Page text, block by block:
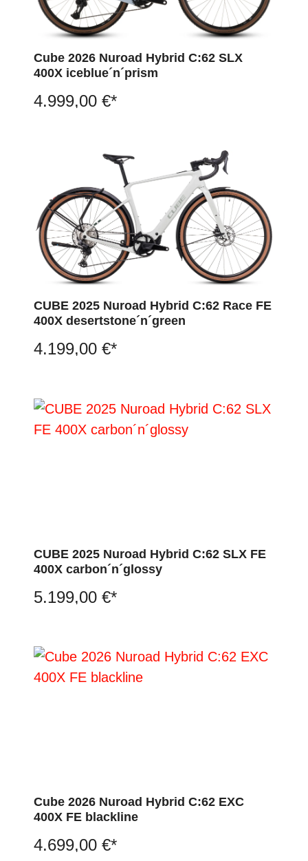
Cube 2026 Nuroad Hybrid C:62 SLX
400X iceblue´n´prism
4.999,00 €*
CUBE 2025 Nuroad Hybrid C:62 Race FE
400X desertstone´n´green
4.199,00 €*
CUBE 2025 Nuroad Hybrid C:62 SLX FE
400X carbon´n´glossy
5.199,00 €*
Cube 2026 Nuroad Hybrid C:62 EXC
400X FE blackline
4.699,00 €*